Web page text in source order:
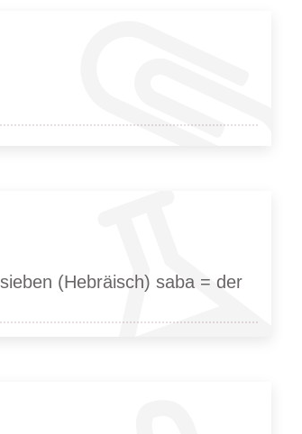
(Hebräisch) saba = der